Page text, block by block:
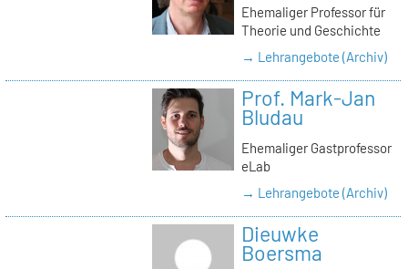
Ehemaliger Professor für
Theorie und Geschichte
→ Lehrangebote (Archiv)
Prof. Mark-Jan
Bludau
Ehemaliger Gastprofessor
eLab
→ Lehrangebote (Archiv)
Dieuwke
Boersma